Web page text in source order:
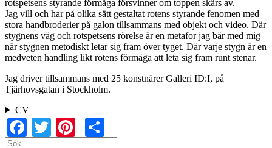
rotspetsens styrande förmåga försvinner om toppen skärs av.
Jag vill och har på olika sätt gestaltat rotens styrande fenomen med
stora handbroderier på galon tillsammans med objekt och video. Där
stygnens väg och rotspetsens rörelse är en metafor jag bär med mig
när stygnen metodiskt letar sig fram över tyget. Där varje stygn är en
medveten handling likt rotens förmåga att leta sig fram runt stenar.
Jag driver tillsammans med 25 konstnärer Galleri ID:I, på
Tjärhovsgatan i Stockholm.
CV
Facebook
TwitterPinterest
Search